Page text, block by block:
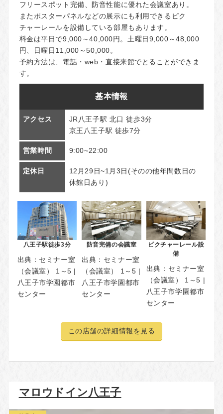
フリースポット完備、防音性能に優れた会議室あり。
またポスターパネルなどの展示にも利用できるピク
チャーレールを設備している部屋もあります。
料金は平日で9,000～40,000円。土曜日9,000～48,000
円、日曜日11,000～50,000。
予約方法は、電話・web・直接来館でとることができま
す。
基本情報
アクセス
JR八王子駅 北口 徒歩3分
京王八王子駅 徒歩7分
営業時間 9:00~22:00
定休日
12月29日~1月3日(そのの他年間数日の
休館日あり)
八王子駅徒歩3分
出典： セミナー室
（会議室） 1～5 |
八王子市学園都市
センター
防音完備の会議室
出典： セミナー室
（会議室） 1～5 |
八王子市学園都市
センター
ピクチャーレール設
備
出典： セミナー室
（会議室） 1～5 |
八王子市学園都市
センター
この店舗の詳細情報を見る
マロウドイン八王子